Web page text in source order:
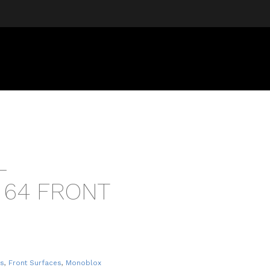
FRONT
, Front Surfaces, Monoblox